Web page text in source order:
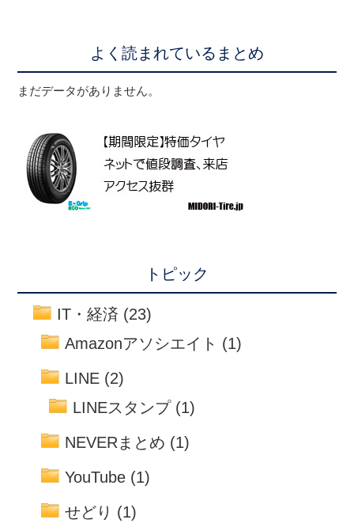
よく読まれているまとめ
まだデータがありません。
トピック
IT・経済 (23)
Amazonアソシエイト (1)
LINE (2)
LINEスタンプ(1)
NEVERまとめ (1)
YouTube (1)
せどり (1)